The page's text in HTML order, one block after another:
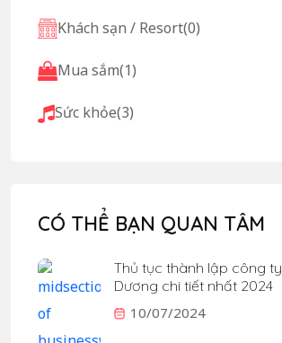
Khách sạn / Resort(0)
Mua sắm(1)
Sức khỏe(3)
CÓ THỂ BẠN QUAN TÂM
Thủ tục thành lập công
Dương chi tiết nhất 2024
10/07/2024